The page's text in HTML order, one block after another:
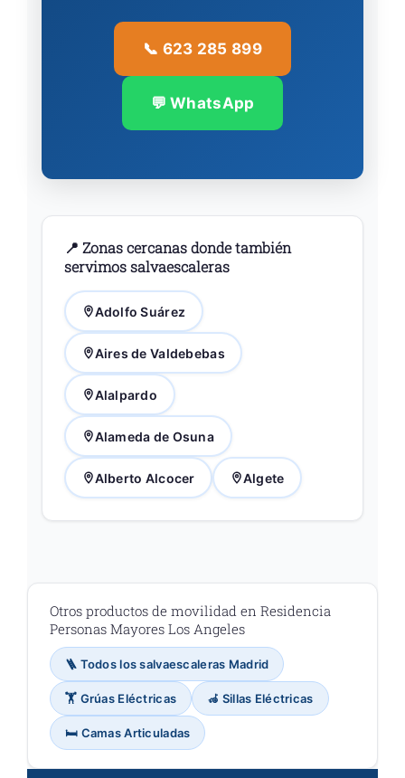
📞 623 285 899
💬 WhatsApp
📍 Zonas cercanas donde también
servimos salvaescaleras
Adolfo Suárez
Aires de Valdebebas
Alalpardo
Alameda de Osuna
Alberto Alcocer Algete
Otros productos de movilidad en Residencia
Personas Mayores Los Angeles
🪜 Todos los salvaescaleras Madrid
🏋️ Grúas Eléctricas 🦽 Sillas Eléctricas
🛏️ Camas Articuladas